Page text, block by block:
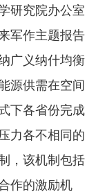
研究院办公室
军作主题报告
广义纳什均衡
源供需在空间
下各省份完成
力各不相同的
，该机制包括
作的激励机